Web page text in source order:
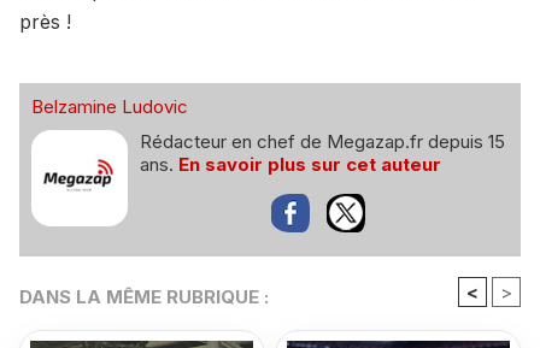
près !
Belzamine Ludovic
Rédacteur en chef de Megazap.fr depuis 15
ans. En savoir plus sur cet auteur
DANS LA MÊME RUBRIQUE : < >